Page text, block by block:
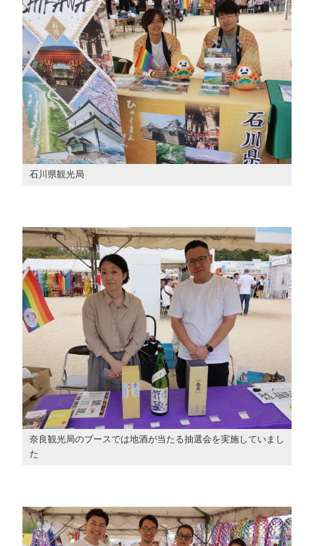
石川県観光局
奈良観光局のブースでは地酒が当たる抽選会を実施していまし
た